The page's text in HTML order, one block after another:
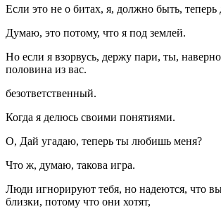
Если это не о битах, я, должно быть, теперь
Думаю, это потому, что я под землей.
Но если я взорвусь, держу пари, ты,
половина из вас.
безответственный.
Когда я делюсь своими понятиями.
О, Дай угадаю, теперь ты любишь меня?
Что ж, думаю, такова игра.
Люди игнорируют тебя, но надеются, что вы
близки, потому что они хотят,